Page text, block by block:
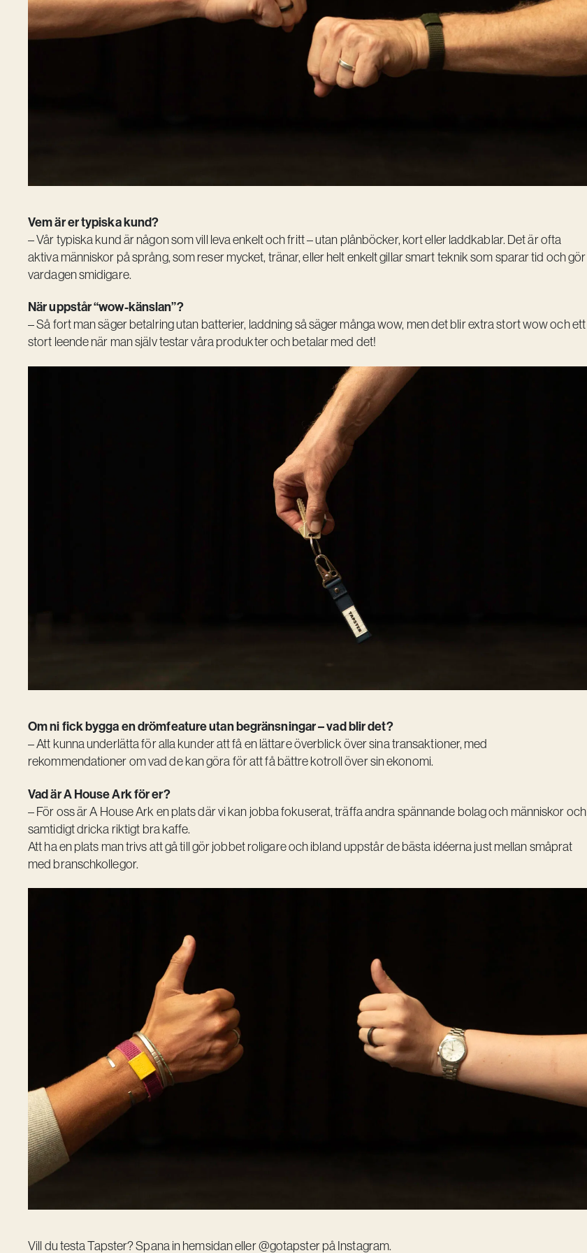
Vem är er typiska kund?
– Vår typiska kund är någon som vill leva enkelt och fritt – utan plånböcker, kort eller laddkablar. Det är ofta
aktiva människor på språng, som reser mycket, tränar, eller helt enkelt gillar smart teknik som sparar tid och gör
vardagen smidigare.
När uppstår “wow-känslan”?
– Så fort man säger betalring utan batterier, laddning så säger många wow, men det blir extra stort wow och ett
stort leende när man själv testar våra produkter och betalar med det!
Om ni fick bygga en drömfeature utan begränsningar – vad blir det?
– Att kunna underlätta för alla kunder att få en lättare överblick över sina transaktioner, med
rekommendationer om vad de kan göra för att få bättre kotroll över sin ekonomi.
Vad är A House Ark för er?
– För oss ärA House Ark en plats där vi kan jobba fokuserat, träffa andra spännande bolag och människor och
samtidigt dricka riktigt bra kaffe.
Att ha en plats man trivs att gå till gör jobbet roligare och ibland uppstår de bästa idéerna just mellan småprat
med branschkollegor.
Vill du testa Tapster? Spana in hemsidaneller @gotapster på Instagram.